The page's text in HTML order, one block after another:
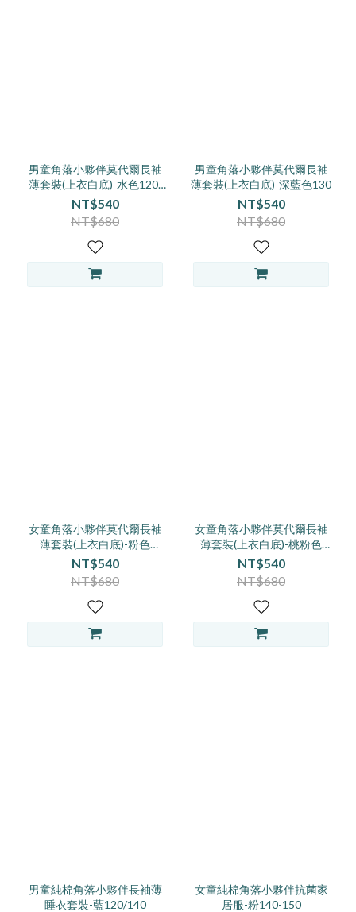
男童角落小夥伴莫代爾長袖
薄套裝(上衣白底)-水色120-
140
NT$540
NT$680
男童角落小夥伴莫代爾長袖
薄套裝(上衣白底)-深藍色130
NT$540
NT$680
女童角落小夥伴莫代爾長袖
薄套裝(上衣白底)-粉色
120/140/150
NT$540
NT$680
女童角落小夥伴莫代爾長袖
薄套裝(上衣白底)-桃粉色
120-150
NT$540
NT$680
男童純棉角落小夥伴長袖薄
睡衣套裝-藍120/140
女童純棉角落小夥伴抗菌家
居服-粉140-150